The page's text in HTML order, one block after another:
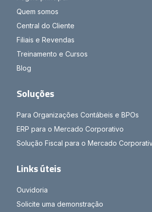
Quem somos
Central do Cliente
Filiais e Revendas
Treinamento e Cursos
Blog
Soluções
Para Organizações Contábeis e BPOs
ERP para o Mercado Corporativo
Solução Fiscal para o Mercado
Links úteis
Ouvidoria
Solicite uma demonstração